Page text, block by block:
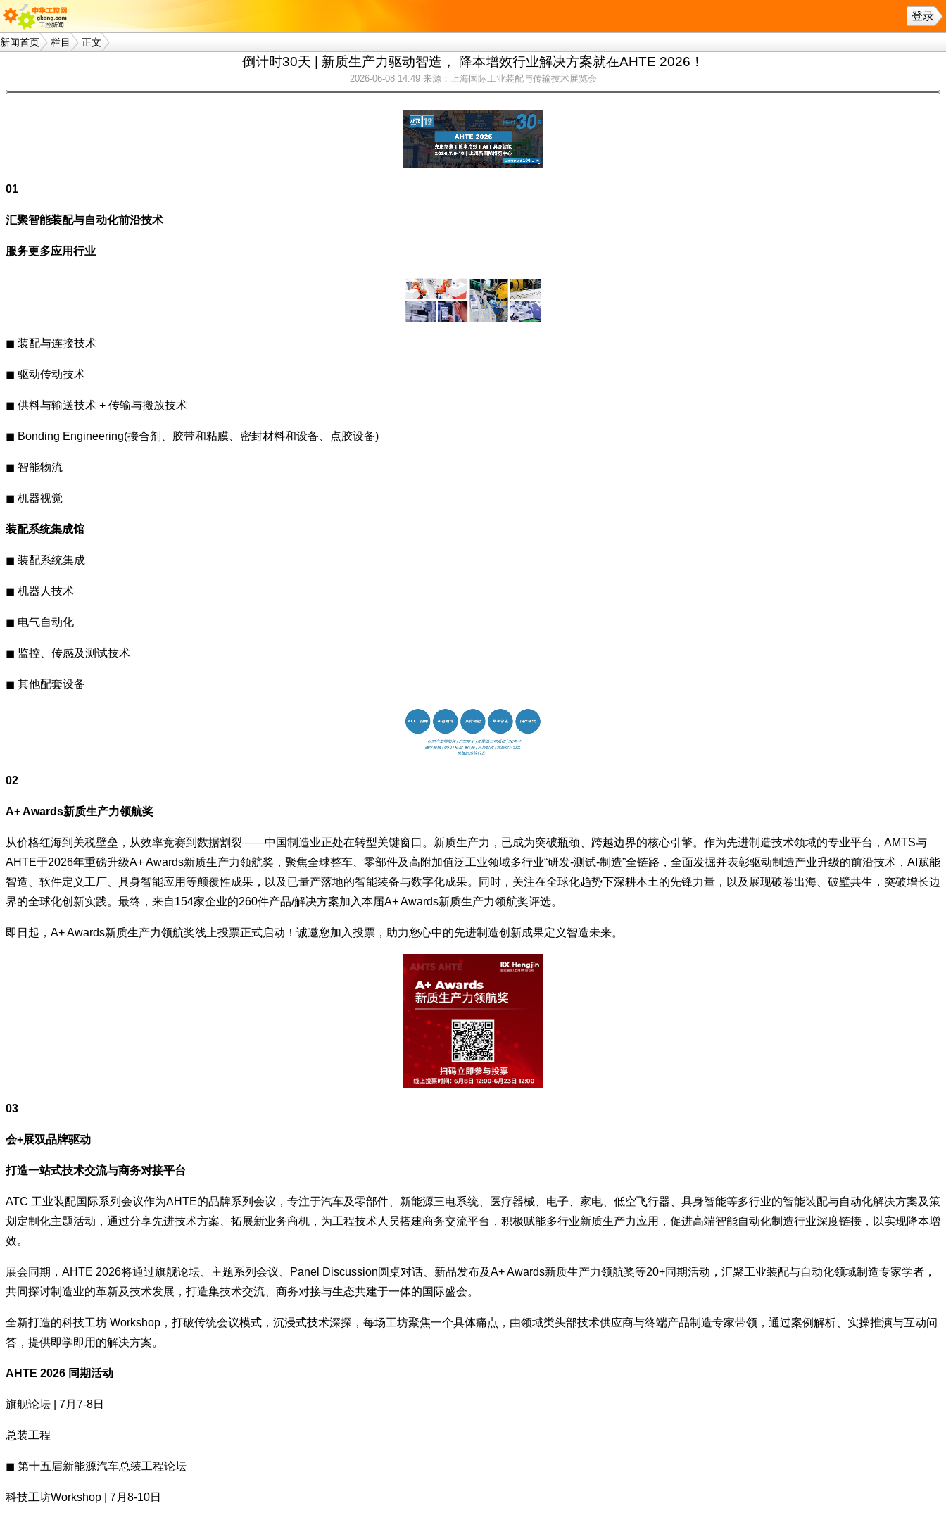
登录
新闻首页 栏目 正文
倒计时30天 | 新质生产力驱动智造， 降本增效行业解决方案就在AHTE 2026！
2026-06-08 14:49 来源：上海国际工业装配与传输技术展览会
01
汇聚智能装配与自动化前沿技术
服务更多应用行业
◼ 装配与连接技术
◼ 驱动传动技术
◼ 供料与输送技术 + 传输与搬放技术
◼ Bonding Engineering(接合剂、胶带和粘膜、密封材料和设备、点胶设备)
◼ 智能物流
◼ 机器视觉
装配系统集成馆
◼ 装配系统集成
◼ 机器人技术
◼ 电气自动化
◼ 监控、传感及测试技术
◼ 其他配套设备
02
A+ Awards新质生产力领航奖
从价格红海到关税壁垒，从效率竞赛到数据割裂——中国制造业正处在转型关键窗口。新质生产力，已成为突破瓶颈、跨越边界的核心引擎。作为先进制造技术领域的专业平台，AMTS与
AHTE于2026年重磅升级A+ Awards新质生产力领航奖，聚焦全球整车、零部件及高附加值泛工业领域多行业“研发-测试-制造”全链路，全面发掘并表彰驱动制造产业升级的前沿技术，AI赋能
智造、软件定义工厂、具身智能应用等颠覆性成果，以及已量产落地的智能装备与数字化成果。同时，关注在全球化趋势下深耕本土的先锋力量，以及展现破卷出海、破壁共生，突破增长边
界的全球化创新实践。最终，来自154家企业的260件产品/解决方案加入本届A+ Awards新质生产力领航奖评选。
即日起，A+ Awards新质生产力领航奖线上投票正式启动！诚邀您加入投票，助力您心中的先进制造创新成果定义智造未来。
03
会+展双品牌驱动
打造一站式技术交流与商务对接平台
ATC 工业装配国际系列会议作为AHTE的品牌系列会议，专注于汽车及零部件、新能源三电系统、医疗器械、电子、家电、低空飞行器、具身智能等多行业的智能装配与自动化解决方案及策
划定制化主题活动，通过分享先进技术方案、拓展新业务商机，为工程技术人员搭建商务交流平台，积极赋能多行业新质生产力应用，促进高端智能自动化制造行业深度链接，以实现降本增
效。
展会同期，AHTE 2026将通过旗舰论坛、主题系列会议、Panel Discussion圆桌对话、新品发布及A+ Awards新质生产力领航奖等20+同期活动，汇聚工业装配与自动化领域制造专家学者，
共同探讨制造业的革新及技术发展，打造集技术交流、商务对接与生态共建于一体的国际盛会。
全新打造的科技工坊 Workshop，打破传统会议模式，沉浸式技术深探，每场工坊聚焦一个具体痛点，由领域类头部技术供应商与终端产品制造专家带领，通过案例解析、实操推演与互动问
答，提供即学即用的解决方案。
AHTE 2026 同期活动
旗舰论坛 | 7月7-8日
总装工程
◼ 第十五届新能源汽车总装工程论坛
科技工坊Workshop | 7月8-10日